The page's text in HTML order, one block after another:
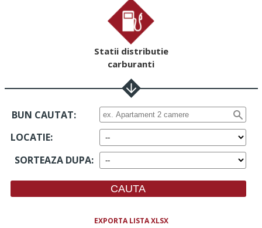
Statii distributie
carburanti
BUN CAUTAT:
LOCATIE:
SORTEAZA DUPA:
EXPORTA LISTA XLSX